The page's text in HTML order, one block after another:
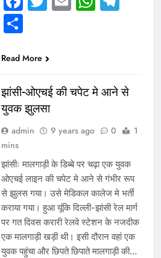
Share
Read More
झांसी-ओएचई की चपेट मे आने से
युवक झुलसा
admin 9 years ago 0
1
mins
झांसीः मालगाड़ी के डिब्बे पर चढ़ा एक युवक
ओएचई लाइन की चपेट मे आने से गंभीर रूप
से झुलस गया। उसे मेडिकल कालेज मे भर्ती
कराया गया। हुआ यूंकि दिल्ली-झांसी रेल मार्ग
पर गत दिवस करारी रेलवे स्टेशन के नजदीक
एक मालगाड़ी खड़ी थी। इसी दौरान वहां एक
युवक पहुंचा और छिपते छिपाते मालगाड़ी की…